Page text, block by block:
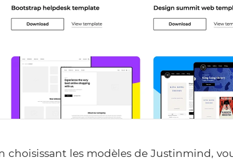
choisissant les modèles de Justinmind,